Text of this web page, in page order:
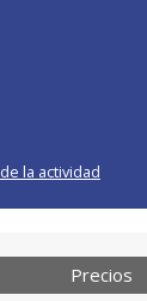
de la actividad
Precios